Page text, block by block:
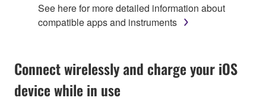
See here for more detailed information about
compatible apps and instruments
Connect wirelessly and charge your iOS
device while in use